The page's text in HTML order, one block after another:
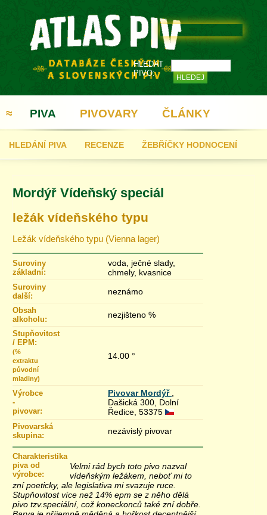
HLEDAT
PIVO:
≈ PIVA
HLEDÁNÍ PIVA RECENZE ŽEBŘÍČKY HODNOCENÍ
PIVOVARY ČLÁNKY
REGISTRACE
Mordýř Vídeňský speciál
ležák vídeňského typu
Ležák vídeňského typu (Vienna lager)
Suroviny
základní:
voda, ječné slady,
chmely, kvasnice
Suroviny
další:
neznámo
Obsah
alkoholu:
nezjišteno %
Stupňovitost
/ EPM:
(%
extraktu
původní
mladiny)
14.00 °
Výrobce
-
pivovar:
Pivovar Mordýř
Dašická 300, Dolní
Ředice, 53375
Pivovarská
skupina:
nezávislý pivovar
Charakteristika
piva od
výrobce:
Velmi rád bych toto pivo nazval
vídeňským ležákem, neboť mi to
zní poeticky, ale legislativa mi svazuje ruce.
Stupňovitost více než 14% epm se z něho dělá
pivo tzv.speciální, což koneckonců také zní dobře.